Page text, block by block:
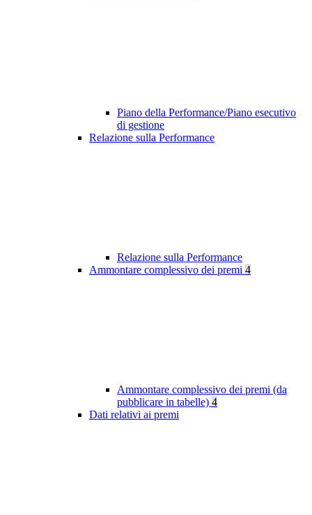
Piano della Performance/Piano esecutivo
di gestione
Relazione sulla Performance
Relazione sulla Performance
Ammontare complessivo dei premi 4
Ammontare complessivo dei premi (da
pubblicare in tabelle) 4
Dati relativi ai premi